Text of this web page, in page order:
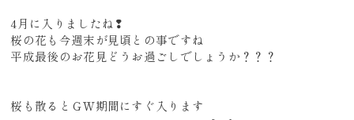
4月に入りましたね❢
桜の花も今週末が見頃との事ですね
平成最後のお花見どうお過ごしでしょうか？？？
桜も散るとＧＷ期間にすぐ入ります